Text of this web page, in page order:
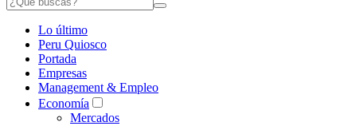
Lo último
Peru Quiosco
Portada
Empresas
Management & Empleo
Economía
Mercados